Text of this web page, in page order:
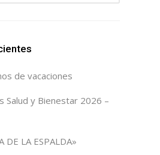
de vacaciones
Salud y Bienestar 2026 –
DE LA ESPALDA»